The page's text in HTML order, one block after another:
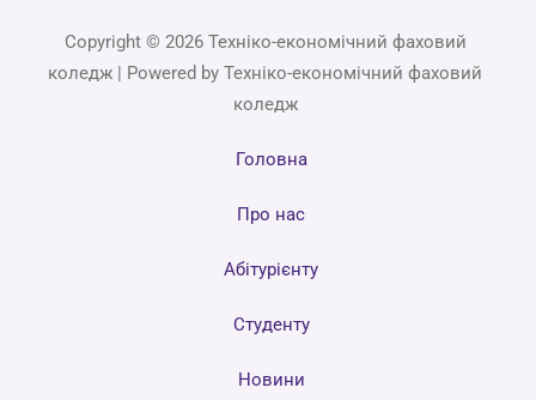
Copyright © 2026 Техніко-економічний фаховий
коледж | Powered by Техніко-економічний фаховий
коледж
Головна
Про нас
Абітурієнту
Студенту
Новини